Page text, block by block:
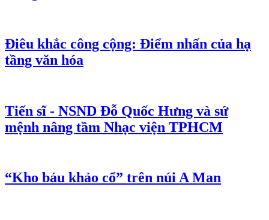
Điêu khắc công cộng: Điểm nhấn của hạ
tầng văn hóa
Tiến sĩ - NSND Đỗ Quốc Hưng và sứ
mệnh nâng tầm Nhạc viện TPHCM
“Kho báu khảo cổ” trên núi A Man